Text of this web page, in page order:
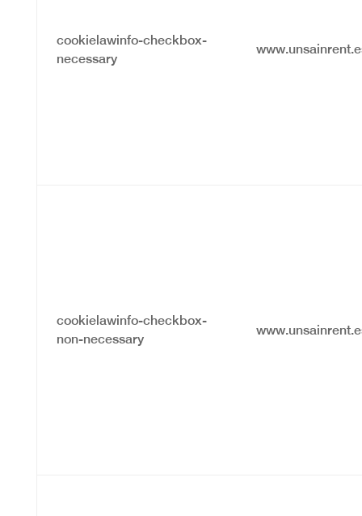
cookielawinfo-checkbox-
necessary
cookielawinfo-checkbox-
non-necessary